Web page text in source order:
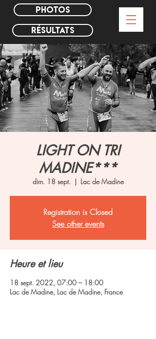
PHOTOS
Résultats
LIGHT ON TRI
MADINE***
dim. 18 sept.
  |
Lac de Madine
Registration is Closed
See other events
Heure et lieu
18 sept. 2022, 07:00 – 18:00
Lac de Madine, Lac de Madine, France